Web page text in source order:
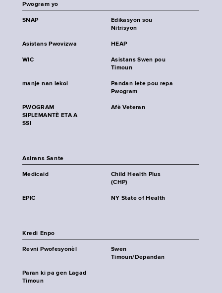
Pwogram yo
SNAP
Edikasyon sou
Nitrisyon
Asistans Pwovizwa HEAP
WIC
Asistans Swen pou
Timoun
manje nan lekol
Pandan lete pou repa
Pwogram
PWOGRAM
SIPLEMANTÈ ETA A
SSI
Afè Veteran
Asirans Sante
Medicaid
Child Health Plus
(CHP)
EPIC NY State of Health
Kredi Enpo
Revni Pwofesyonèl
Swen
Timoun/Depandan
Paran ki pa gen Lagad
Timoun